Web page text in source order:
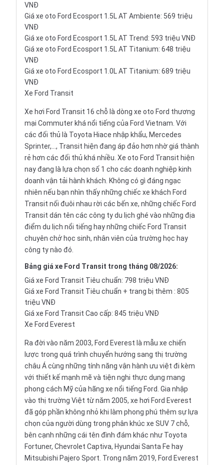
VNĐ
Giá xe oto Ford Ecosport 1.5L AT Ambiente: 569 triệu
VNĐ
Giá xe oto Ford Ecosport 1.5L AT Trend: 593 triệu VNĐ
Giá xe oto Ford Ecosport 1.5L AT Titanium: 648 triệu
VNĐ
Giá xe oto Ford Ecosport 1.0L AT Titanium: 689 triệu
VNĐ
Xe Ford Transit
Xe hơi Ford Transit 16 chỗ là dòng xe oto Ford thương
mại Commuter khá nổi tiếng của Ford Vietnam. Với
các đối thủ là Toyota Hiace nhập khẩu, Mercedes
Sprinter,..., Transit hiện đang áp đảo hơn nhờ giá thành
rẻ hơn các đối thủ khá nhiều. Xe oto Ford Transit hiện
nay đang là lựa chọn số 1 cho các doanh nghiệp kinh
doanh vận tải hành khách. Không có gì đáng ngạc
nhiên nếu bạn nhìn thấy những chiếc xe khách Ford
Transit nối đuôi nhau rời các bến xe, những chiếc Ford
Transit dán tên các công ty du lịch ghé vào những địa
điểm du lịch nổi tiếng hay những chiếc Ford Transit
chuyên chở học sinh, nhân viên của trường học hay
công ty nào đó.
Bảng giá xe Ford Transit trong tháng 08/2026:
Giá xe Ford Transit Tiêu chuẩn: 798 triệu VNĐ
Giá xe Ford Transit Tiêu chuẩn + trang bị thêm : 805
triệu VNĐ
Giá xe Ford Transit Cao cấp: 845 triệu VNĐ
Xe Ford Everest
Ra đời vào năm 2003, Ford Everest là mẫu xe chiến
lược trong quá trình chuyển hướng sang thị trường
châu Á cùng những tính năng vận hành ưu việt đi kèm
với thiết kế mạnh mẽ và tiện nghi thực dụng mang
phong cách Mỹ của hãng xe nổi tiếng Ford. Gia nhập
vào thị trường Việt từ năm 2005, xe hơi Ford Everest
đã góp phần không nhỏ khi làm phong phú thêm sự lựa
chọn của người dùng trong phân khúc xe SUV 7 chỗ,
bên cạnh những cái tên đình đám khác như Toyota
Fortuner, Chevrolet Captiva, Hyundai Santa Fe hay
Mitsubishi Pajero Sport. Trong năm 2019, Ford Everest